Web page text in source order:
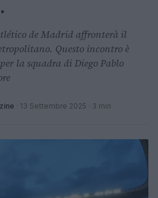
de Madrid affronterà il
Questo incontro è
la squadra di Diego Pablo
· 13 Settembre 2025 · 3 min